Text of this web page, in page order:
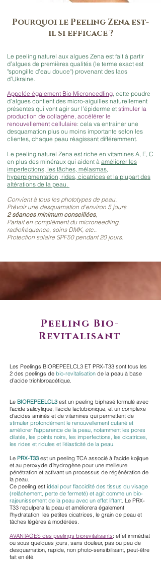
Pourquoi le Peeling Zena est-
il si efficace ?
Le peeling naturel aux algues Zena est fait à partir
d’algues de premières qualités (le terme exact est
"spongille d’eau douce") provenant des lacs
d’Ukraine.
Appelée également Bio Microneedling, cette poudre
d’algues contient des micro-aiguilles naturellement
présentes qui vont agir sur l’épiderme et stimuler la
production de collagène, accélérer le
renouvellement cellulaire: cela va entrainer une
desquamation plus ou moins importante selon les
clientes, chaque peau réagissant différemment.
Le peeling naturel Zena est riche en vitamines A, E, C
en plus des minéraux qui aident à améliorer les
imperfections, les tâches, mélasmas,
hyperpigmentation, rides, cicatrices et la plupart des
altérations de la peau.
Convient à tous les phototypes de peau.
Prévoir une desquamation d'environ 5 jours
2 séances minimum conseillées,
Parfait en complément du microneedling,
radiofréquence, soins DMK, etc..
Protection solaire SPF50 pendant 20 jours.
Peeling Bio-
Revitalisant
Les Peelings BIOREPEELCL3 ET PRX-T33 sont tous les
2 des peelings de bio-revitalisation de la peau à base
d’acide trichloroacétique.
Le BIOREPEELCL3 est un peeling biphasé formulé avec
l'acide salicylique, l’acide lactobionique, et un complexe
d'acides aminés et de vitamines qui permettent de
stimuler profondément le renouvellement cutané et
améliorer l'apparence de la peau, notamment les pores
dilatés, les points noirs, les imperfections, les cicatrices,
les rides et ridules et l'élasticité de la peau.
Le PRX-T33 est un peeling TCA associé à l'acide kojique
et au peroxyde d’hydrogène pour une meilleure
pénétration et activant un processus de régénération de
la peau.
Ce peeling est idéal pour flaccidité des tissus du visage
(relâchement, perte de fermeté) et agit comme un bio-
rajeunissement de la peau avec un effet liftant. Le PRX-
T33 repulpera la peau et améliorera également
l'hydratation, les petites cicatrices, le grain de peau et
tâches légères à modérées.
AVANTAGES des peelings biorevitalisants: effet immédiat
ou sous quelques jours, sans douleur, pas ou peu de
desquamation, rapide, non photo-sensibilisant, peut-être
fait en été.